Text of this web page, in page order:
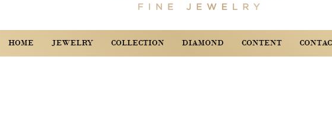
HOME JEWELRY COLLECTION DIAMOND CONTENT